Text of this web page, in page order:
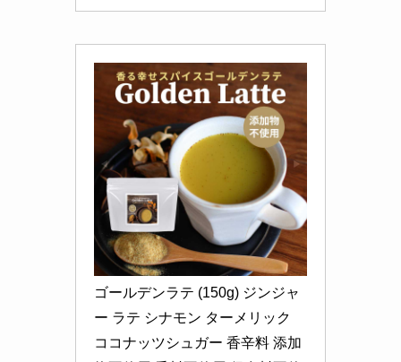
ゴールデンラテ (150g) ジンジャ
ー ラテ シナモン ターメリック
ココナッツシュガー 香辛料 添加